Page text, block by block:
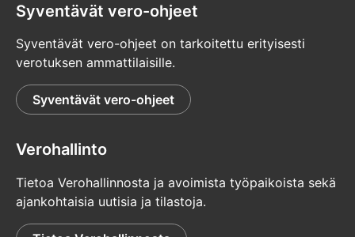
Syventävät vero-ohjeet
Syventävät vero-ohjeet on tarkoitettu erityisesti
verotuksen ammattilaisille.
Syventävät vero-ohjeet
Verohallinto
Tietoa Verohallinnosta ja avoimista työpaikoista sekä
ajankohtaisia uutisia ja tilastoja.